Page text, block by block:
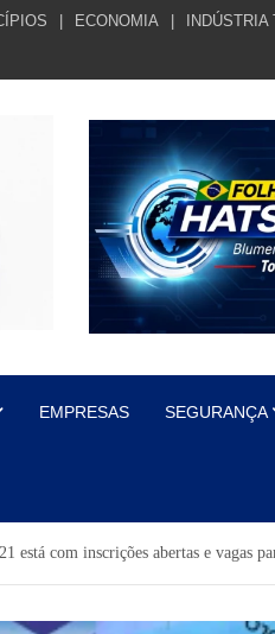
ECONOMIA
EMPRESAS SEGURANÇA
está com inscrições abertas e vagas